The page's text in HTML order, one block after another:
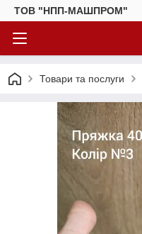
ТОВ "НПП-МАШПРОМ"
Товари та послуги